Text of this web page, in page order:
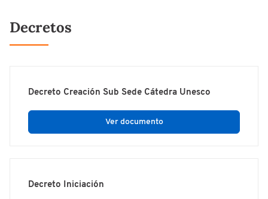
Decretos
Decreto Creación Sub Sede Cátedra Unesco
Ver documento
Decreto Iniciación